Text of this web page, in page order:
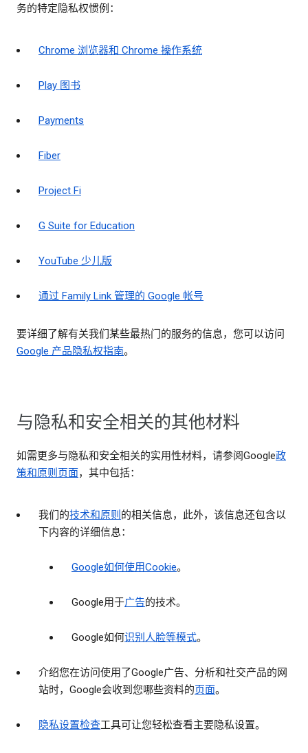
务的特定隐私权惯例：
Chrome 浏览器和 Chrome 操作系统
Play 图书
Payments
Fiber
Project Fi
G Suite for Education
YouTube 少儿版
通过 Family Link 管理的 Google 帐号
要详细了解有关我们某些最热门的服务的信息，您可以访问
Google 产品隐私权指南。
与隐私和安全相关的其他材料
如需更多与隐私和安全相关的实用性材料，请参阅Google政
策和原则页面，其中包括：
我们的技术和原则 的相关信息，此外，该信息还包含以
下内容的详细信息：
Google如何使用Cookie。
Google用于广告的技术。
Google如何识别人脸等模式。
介绍您在访问使用了Google广告、分析和社交产品的网
站时，Google会收到您哪些资料的页面。
隐私设置检查工具可让您轻松查看主要隐私设置。